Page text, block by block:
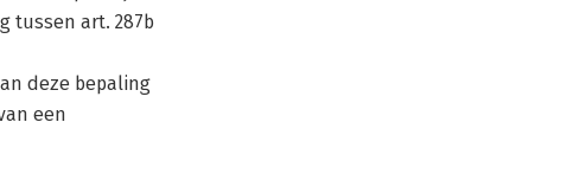
tussen art. 287b
deze bepaling
een